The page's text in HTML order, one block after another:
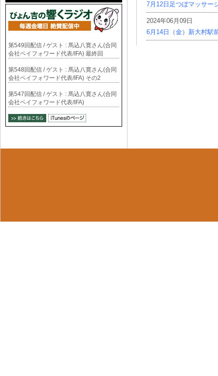
7月12日足つぼマッサー
2024年06月09日
6月14日（金）新大村駅
第549回配信 / ゲスト : 馬込八寛さん(合同
会社ペイフォワード代表/IFA) 最終回
第548回配信 / ゲスト : 馬込八寛さん(合同
会社ペイフォワード代表/IFA) その2
第547回配信 / ゲスト : 馬込八寛さん(合同
会社ペイフォワード代表/IFA)